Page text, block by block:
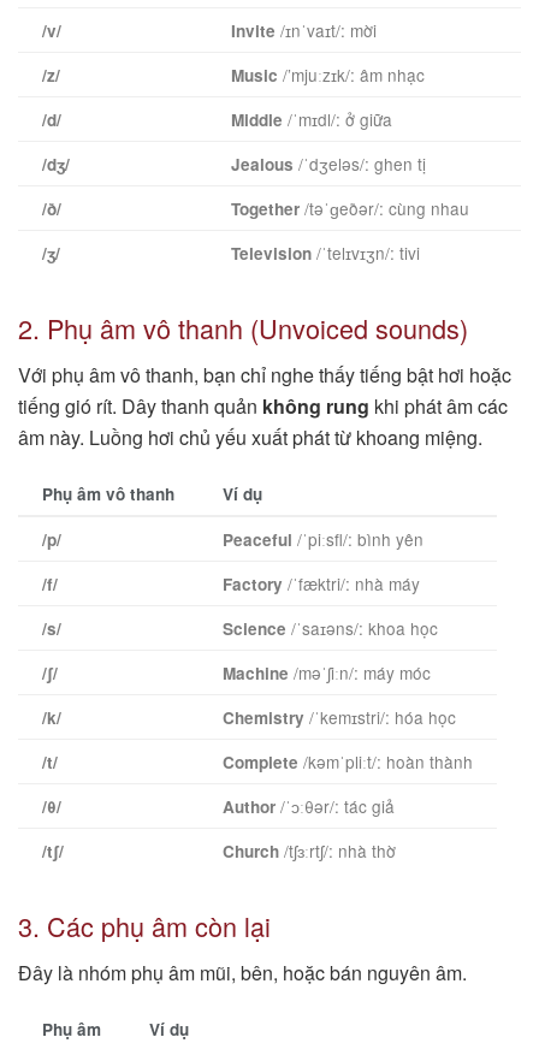
/v/ Invite /ɪnˈvaɪt/: mời
/z/ Music /’mjuːzɪk/: âm nhạc
/d/ Middle /ˈmɪdl/: ở giữa
/dʒ/ Jealous /ˈdʒeləs/: ghen tị
/ð/ Together /təˈɡeðər/: cùng nhau
/ʒ/ Television /ˈtelɪvɪʒn/: tivi
2. Phụ âm vô thanh (Unvoiced sounds)
Với phụ âm vô thanh, bạn chỉ nghe thấy tiếng bật hơi hoặc
tiếng gió rít. Dây thanh quản không rung khi phát âm các
âm này. Luồng hơi chủ yếu xuất phát từ khoang miệng.
Phụ âm vô thanh
Ví dụ
/p/
Peaceful /ˈpiːsfl/: bình yên
/f/ Factory /ˈfæktri/: nhà máy
/s/ Science /ˈsaɪəns/: khoa học
/ʃ/ Machine /məˈʃiːn/: máy móc
/k/ Chemistry /ˈkemɪstri/: hóa học
/t/ Complete /kəmˈpliːt/: hoàn thành
/θ/ Author /ˈɔːθər/: tác giả
/tʃ/ Church /tʃɜːrtʃ/: nhà thờ
3. Các phụ âm còn lại
Đây là nhóm phụ âm mũi, bên, hoặc bán nguyên âm.
Phụ âm
Ví dụ